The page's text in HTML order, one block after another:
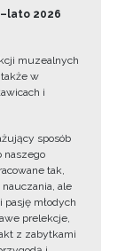
2026
muzealnych
w
i
sposób
naszego
tak,
ale
młodych
prelekcje,
z zabytkami